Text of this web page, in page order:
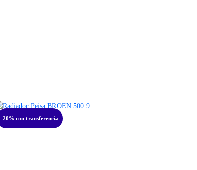
-20% con transferencia